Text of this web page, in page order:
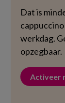
Dat is
werkdag.
opzegbaar.
Activeer